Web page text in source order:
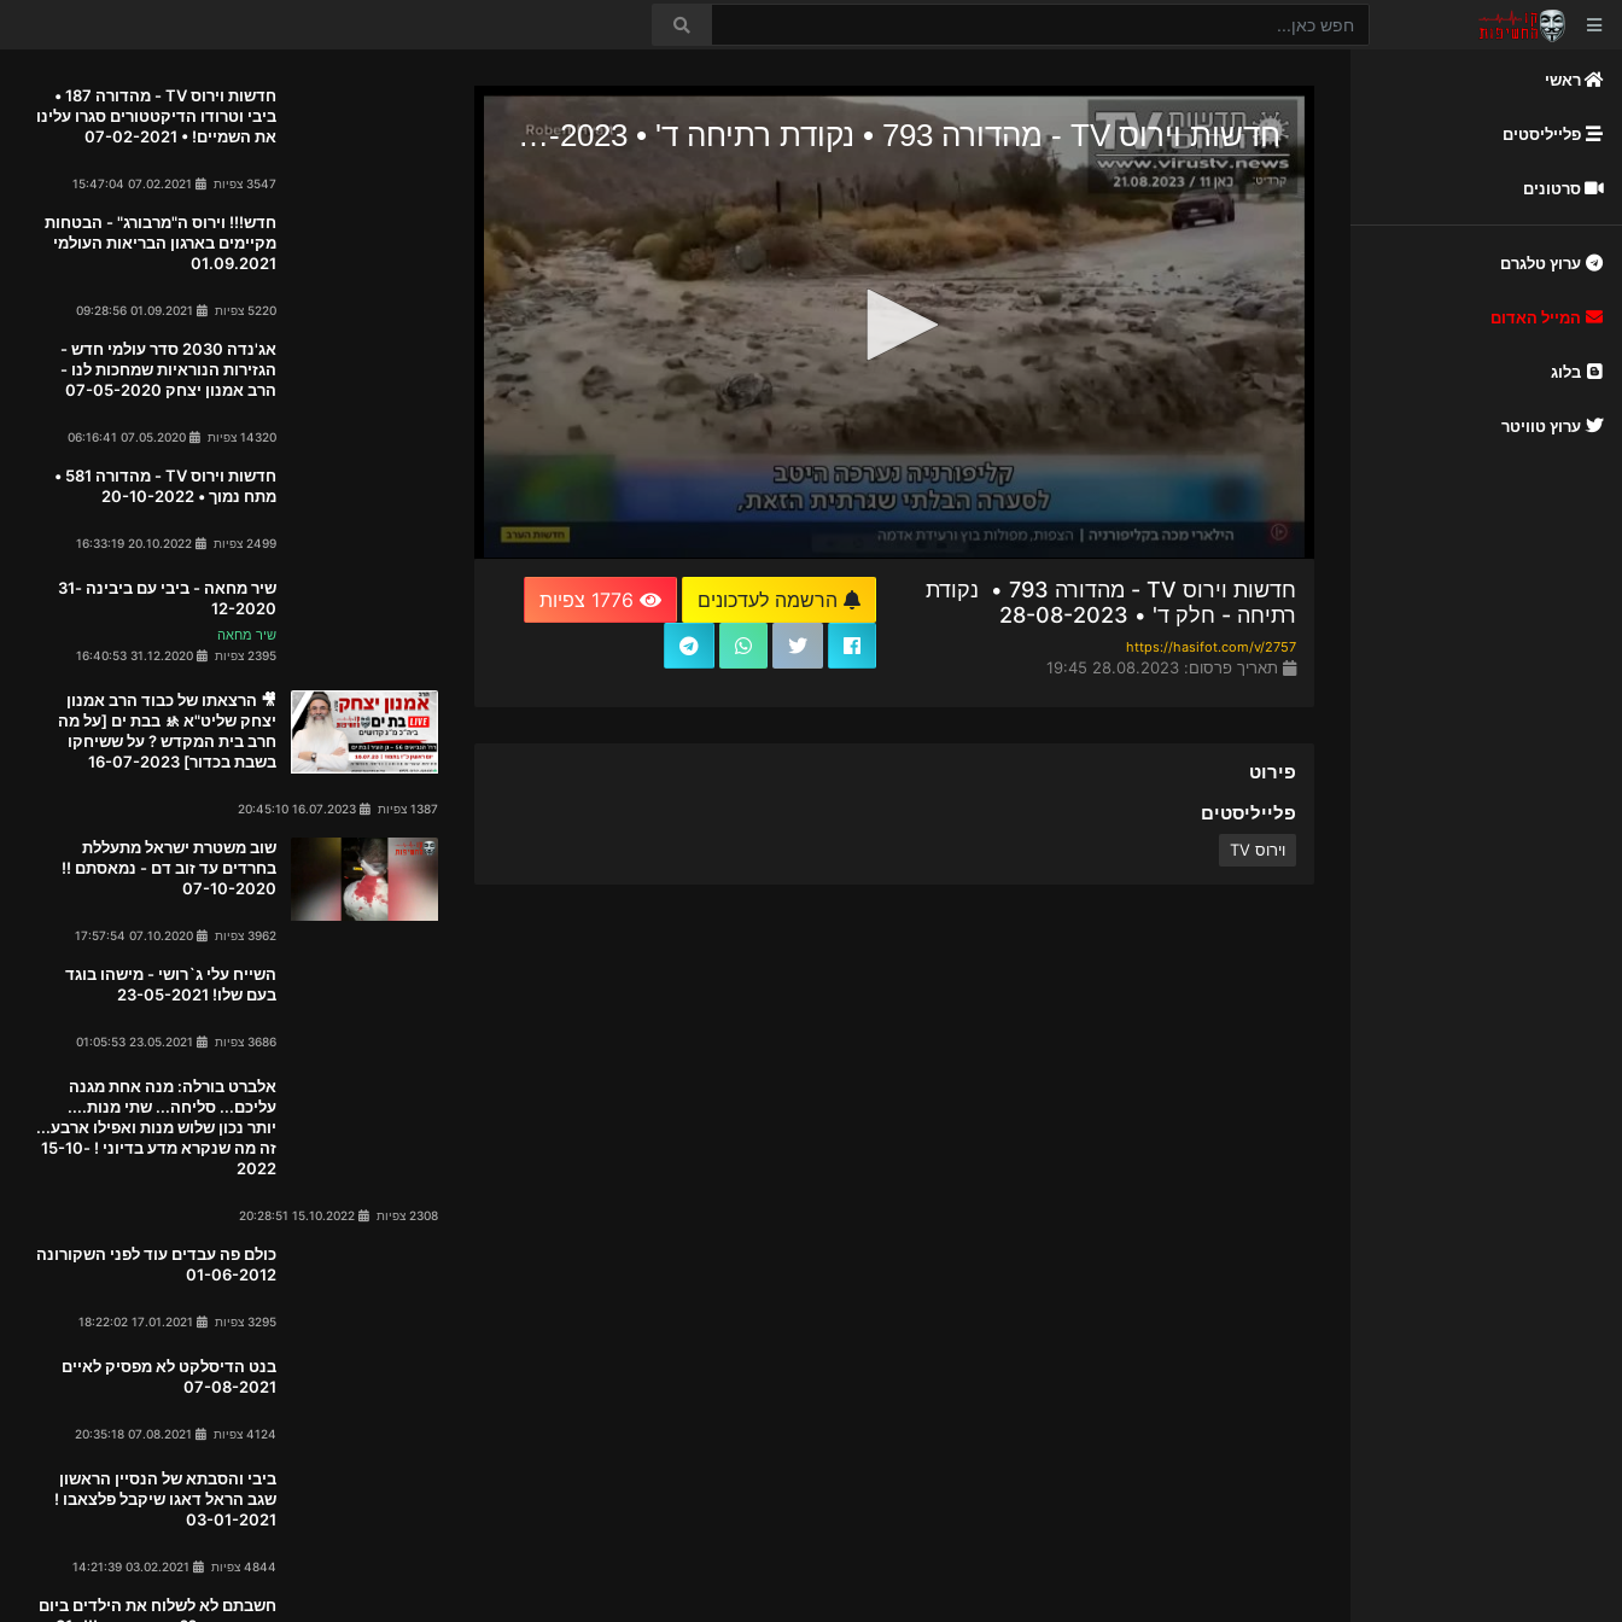
ראשי
פלייליסטים
סרטונים
ערוץ טלגרם
המייל האדום
בלוג
ערוץ טוויטר
חדשות וירוס TV - מהדורה 793 • נקודת
רתיחה - חלק ד' • 28-08-2023
https://hasifot.com/v/2757
תאריך פרסום: 28.08.2023 19:45
הרשמה לעדכונים
פירוט
פלייליסטים
וירוס TV
חדשות וירוס TV - מהדורה 187 •
ביבי וטרודו הדיקטטורים סגרו עלינו
את השמיים! • 07-02-2021
3547 צפיות
חדש!!! וירוס ה"מרבורג" - הבטחות
מקיימים בארגון הבריאות העולמי
01.09.2021
5220 צפיות
אג'נדה 2030 סדר עולמי חדש -
הגזירות הנוראיות שמחכות לנו -
הרב אמנון יצחק 07-05-2020
14320 צפיות
חדשות וירוס TV - מהדורה 581 •
מתח נמוך • 20-10-2022
2499 צפיות
שיר מחאה - ביבי עם ביבינה 31-
12-2020
שיר מחאה
2395 צפיות
🎥 הרצאתו של כבוד הרב אמנון
יצחק שליט"א 🚸 בבת ים [על מה
חרב בית המקדש ? על ששיחקו
בשבת בכדור] 16-07-2023
1387 צפיות
שוב משטרת ישראל מתעללת
בחרדים עד זוב דם - נמאסתם !!
07-10-2020
3962 צפיות
השייח עלי ג`רושי - מישהו בוגד
בעם שלו! 23-05-2021
3686 צפיות
אלברט בורלה: מנה אחת מגנה
עליכם... סליחה... שתי מנות....
יותר נכון שלוש מנות ואפילו ארבע...
זה מה שנקרא מדע בדיוני ! 15-10-
2022
2308 צפיות
כולם פה עבדים עוד לפני השקורונה
01-06-2012
3295 צפיות
בנט הדיסלקט לא מפסיק לאיים
07-08-2021
4124 צפיות
ביבי והסבתא של הנסיין הראשון
שגב הראל דאגו שיקבל פלצאבו !
03-01-2021
4844 צפיות
חשבתם לא לשלוח את הילדים ביום